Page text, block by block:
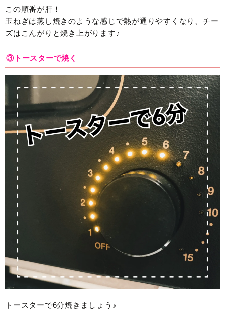
この順番が肝！
玉ねぎは蒸し焼きのような感じで熱が通りやすくなり、チー
ズはこんがりと焼き上がります♪
③トースターで焼く
トースターで6分焼きましょう♪